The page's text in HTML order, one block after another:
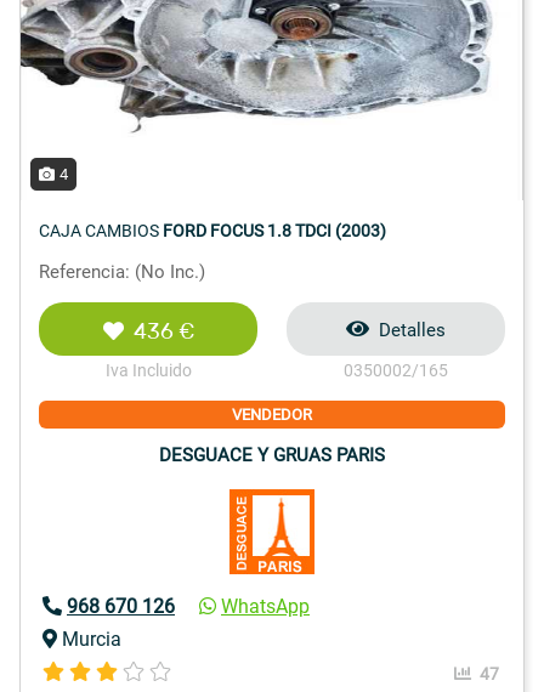
4
CAJA CAMBIOS FORD FOCUS 1.8 TDCI (2003)
Referencia: (No Inc.)
436 €
Iva Incluido
Detalles
0350002/165
VENDEDOR
DESGUACE Y GRUAS PARIS
968 670 126
WhatsApp
Murcia
47